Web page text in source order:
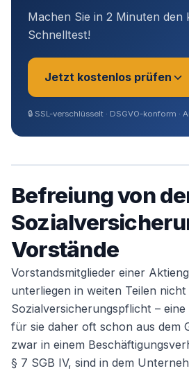
Machen Sie in 2 Minuten den
Schnelltest!
Jetzt kostenlos prüfen
Sie sind? *
Geschäftsführer (Angestellt
Gesellschafter)
Selbstständig / Unternehmer
Angestellter
🔒 SSL-verschlüsselt · DSGVO-konform ·
Befreiung von
Vorstände
Vorstandsmitglieder einer
unterliegen in weiten Teilen
Sozialversicherungspflicht –
für sie daher oft schon aus dem
zwar in einem
§ 7 SGB IV, sind in dem